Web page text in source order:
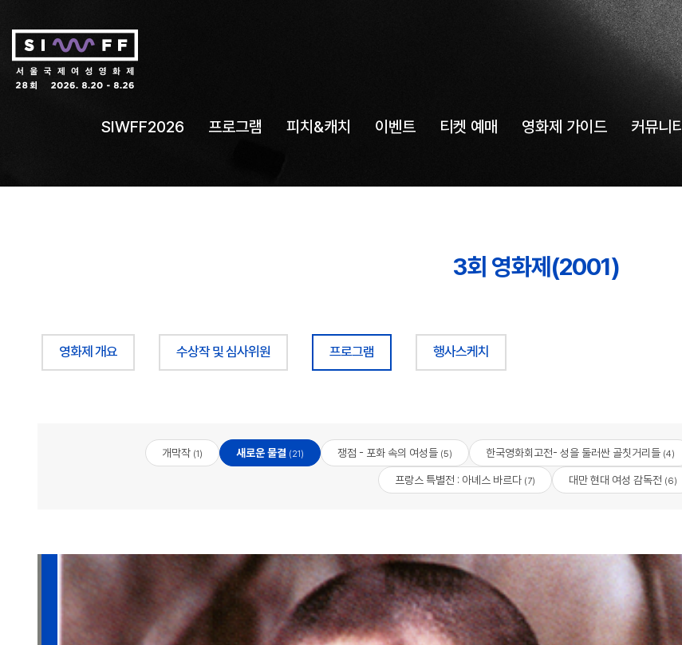
SIWFF2026 프로그램 피치&캐치 이벤트 티켓 예매 영화제 가이드 커뮤니티
3회 영화제(2001)
영화제 개요 수상작 및 심사위원 프로그램 행사스케치
개막작 (1) 새로운 물결 (21) 쟁점 - 포화 속의 여성들 (5) 한국영화회고전- 성을 둘러싼 골칫거리들 (4)
프랑스 특별전 : 아녜스 바르다 (7) 대만 현대 여성 감독전 (6)